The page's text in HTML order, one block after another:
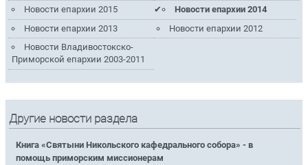
Новости епархии 2015
Новости епархии 2014
Новости епархии 2013
Новости епархии 2012
Новости Владивостокско-
Приморской епархии 2003-2011
Другие новости раздела
Книга «Святыни Никольского кафедрального собора» - в
помощь приморским миссионерам